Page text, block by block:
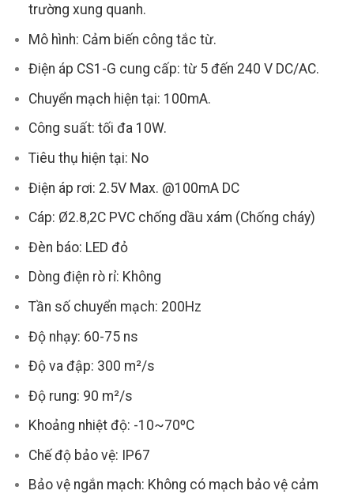
trường xung quanh.
Mô hình: Cảm biến công tắc từ.
Điện áp CS1-G cung cấp: từ 5 đến 240 V DC/AC.
Chuyển mạch hiện tại: 100mA.
Công suất: tối đa 10W.
Tiêu thụ hiện tại: No
Điện áp rơi: 2.5V Max. @100mA DC
Cáp: Ø2.8,2C PVC chống dầu xám (Chống cháy)
Đèn báo: LED đỏ
Dòng điện rò rỉ: Không
Tần số chuyển mạch: 200Hz
Độ nhạy: 60-75 ns
Độ va đập: 300 m²/s
Độ rung: 90 m²/s
Khoảng nhiệt độ: -10~70ºC
Chế độ bảo vệ: IP67
Bảo vệ ngắn mạch: Không có mạch bảo vệ cảm